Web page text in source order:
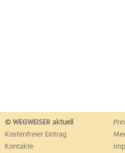
© WEGWEISER aktuell
Kostenfreier Eintrag
Kontakte